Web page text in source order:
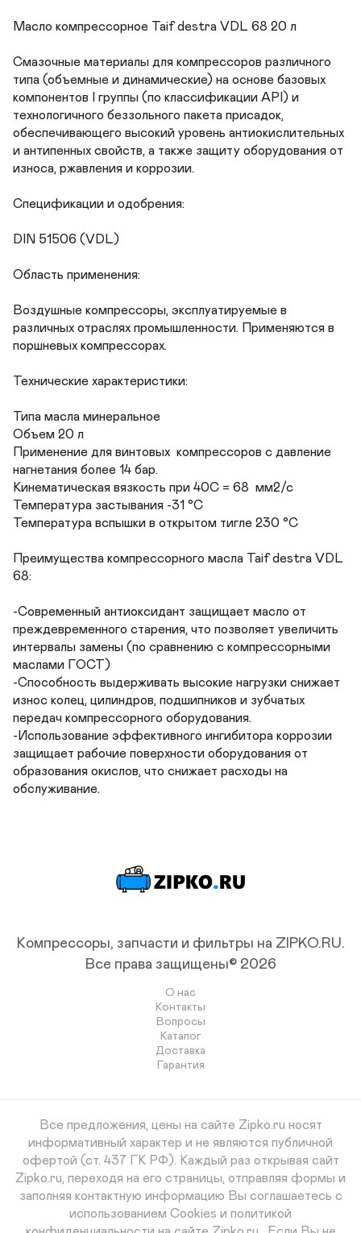
Масло компрессорное Taif destra VDL 68 20 л
Смазочные материалы для компрессоров различного
типа (объемные и динамические) на основе базовых
компонентов I группы (по классификации API) и
технологичного беззольного пакета присадок,
обеспечивающего высокий уровень антиокислительных
и антипенных свойств, а также защиту оборудования от
износа, ржавления и коррозии.
Спецификации и одобрения:
DIN 51506 (VDL)
Область применения:
Воздушные компрессоры, эксплуатируемые в
различных отраслях промышленности. Применяются в
поршневых компрессорах.
Технические характеристики:
Типа масла минеральное
Объем 20 л
Применение для винтовых  компрессоров с давление
нагнетания более 14 бар.
Кинематическая вязкость при 40С = 68  мм2/с
Температура застывания -31 °С
Температура вспышки в открытом тигле 230 °С
Преимущества компрессорного масла Taif destra VDL
68:
-Современный антиоксидант защищает масло от
преждевременного старения, что позволяет увеличить
интервалы замены (по сравнению с компрессорными
маслами ГОСТ)
-Способность выдерживать высокие нагрузки снижает
износ колец, цилиндров, подшипников и зубчатых
передач компрессорного оборудования.
-Использование эффективного ингибитора коррозии
защищает рабочие поверхности оборудования от
образования окислов, что снижает расходы на
обслуживание.
Компрессоры, запчасти и фильтры на ZIPKO.RU.
Все права защищены© 2026
О нас
Контакты
Вопросы
Каталог
Доставка
Гарантия
Все предложения, цены на сайте Zipko.ru носят
информативный характер и не являются публичной
офертой (ст. 437 ГК РФ). Каждый раз открывая сайт
Zipko.ru, переходя на его страницы, отправляя формы и
заполняя контактную информацию Вы соглашаетесь с
использованием Cookies и политикой